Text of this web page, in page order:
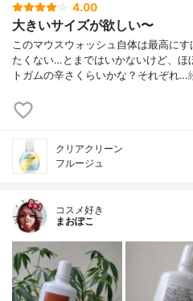
4.00
大きいサイズが欲しい〜
このマウスウォッシュ自体は最高に
たくない…とまではいかないけど、ほ
トガムの辛さくらいかな？それぞれ…
クリアクリーン
フルージュ
コスメ好き
まおぽこ